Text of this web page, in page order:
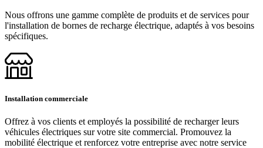
Nous offrons une gamme complète de produits et de services pour
l'installation de bornes de recharge électrique, adaptés à vos besoins
spécifiques.
Installation commerciale
Offrez à vos clients et employés la possibilité de recharger leurs
véhicules électriques sur votre site commercial. Promouvez la
mobilité électrique et renforcez votre entreprise avec notre service